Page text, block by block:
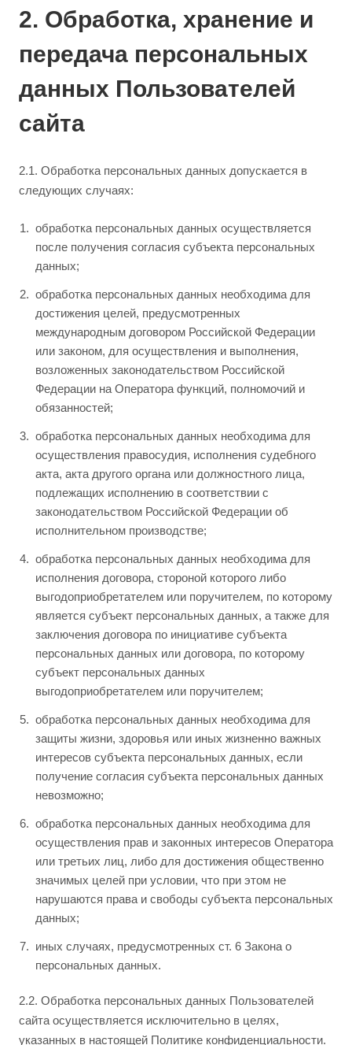
2. Обработка, хранение и
передача персональных
данных Пользователей
сайта
2.1. Обработка персональных данных допускается в
следующих случаях:
обработка персональных данных осуществляется
после получения согласия субъекта персональных
данных;
обработка персональных данных необходима для
достижения целей, предусмотренных
международным договором Российской Федерации
или законом, для осуществления и выполнения,
возложенных законодательством Российской
Федерации на Оператора функций, полномочий и
обязанностей;
обработка персональных данных необходима для
осуществления правосудия, исполнения судебного
акта, акта другого органа или должностного лица,
подлежащих исполнению в соответствии с
законодательством Российской Федерации об
исполнительном производстве;
обработка персональных данных необходима для
исполнения договора, стороной которого либо
выгодоприобретателем или поручителем, по которому
является субъект персональных данных, а также для
заключения договора по инициативе субъекта
персональных данных или договора, по которому
субъект персональных данных
выгодоприобретателем или поручителем;
обработка персональных данных необходима для
защиты жизни, здоровья или иных жизненно важных
интересов субъекта персональных данных, если
получение согласия субъекта персональных данных
невозможно;
обработка персональных данных необходима для
осуществления прав и законных интересов Оператора
или третьих лиц, либо для достижения общественно
значимых целей при условии, что при этом не
нарушаются права и свободы субъекта персональных
данных;
иных случаях, предусмотренных ст. 6 Закона о
персональных данных.
2.2. Обработка персональных данных Пользователей
сайта осуществляется исключительно в целях,
указанных в настоящей Политике конфиденциальности.